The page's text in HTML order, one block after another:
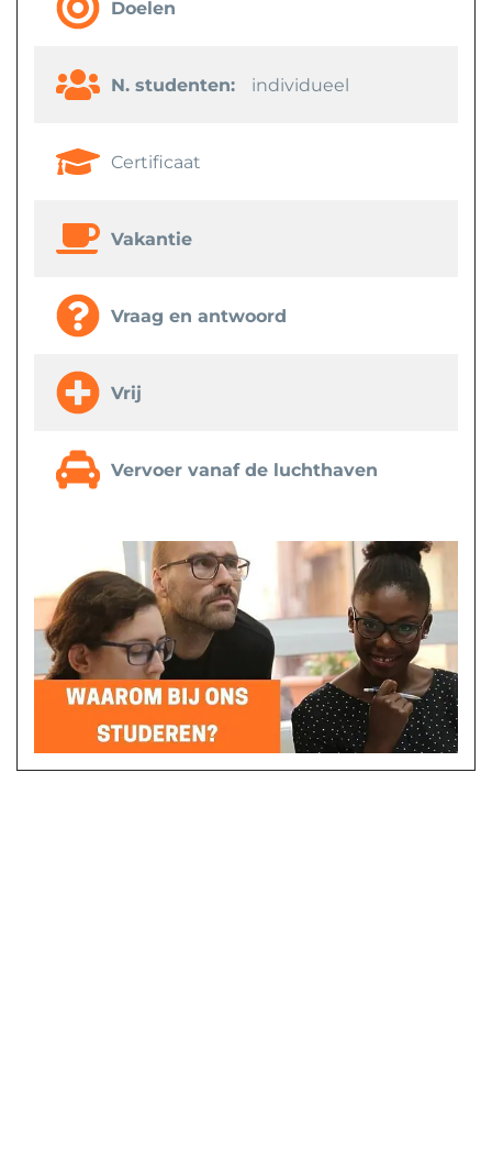
Doelen
N. studenten: individueel
Certificaat
Vakantie
Vraag en antwoord
Vrij
Vervoer vanaf de luchthaven